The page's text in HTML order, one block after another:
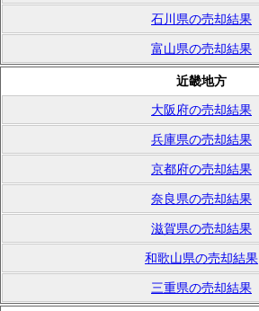
石川県の売却結果
富山県の売却結果
近畿地方
大阪府の売却結果
兵庫県の売却結果
京都府の売却結果
奈良県の売却結果
滋賀県の売却結果
和歌山県の売却結果
三重県の売却結果